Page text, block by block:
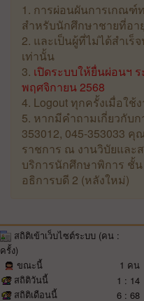
1. การผ่อนผันการเกณฑ์
สำหรับนักศึกษาชายที่อา
2. และเป็นผู้ที่ไม่ได้สำเ
เท่านั้น
3. เปิดระบบให้ยื่นผ่อนฯ
พฤศจิกายน 2568
4. Logout ทุกครั้งเมื่อใช้
5. หากมีคำถามเกี่ยวกับ
353012, 045-353033
ราชการ ณ งานวิบัยและ
บริการนักศึกษาพิการ ชั้
อธิการบดี 2 (หลังใหม่)
สถิติเข้าเว็บไซต์ระบบ (คน :
ครั้ง)
ขณะนี้
1 คน
สถิติวันนี้
1 : 14
สถิติเดือนนี้
6 : 68